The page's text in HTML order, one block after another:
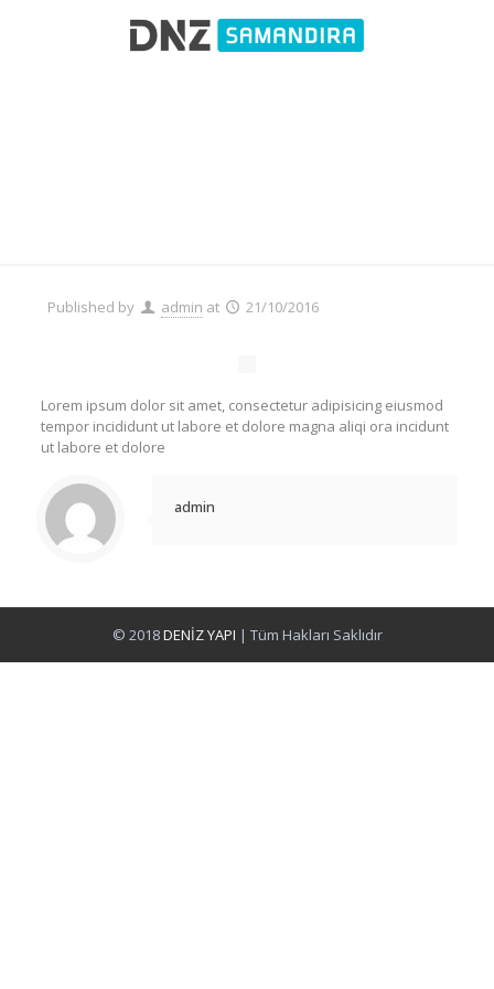
Published by admin at 21/10/2016
Lorem ipsum dolor sit amet, consectetur adipisicing eiusmod
tempor incididunt ut labore et dolore magna aliqi ora incidunt
ut labore et dolore
admin
© 2018DENİZ YAPI | Tüm Hakları Saklıdır